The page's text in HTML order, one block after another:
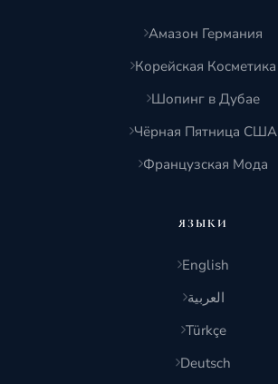
Амазон Германия
Корейская Косметика
Шопинг в Дубае
Чёрная Пятница США
Французская Мода
ЯЗЫКИ
English
العربية
Türkçe
Deutsch